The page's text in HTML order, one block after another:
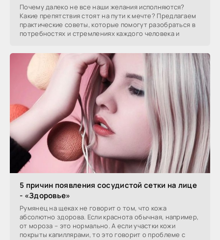
Почему далеко не все наши желания исполняются?
Какие препятствия стоят на пути к мечте? Предлагаем
практические советы, которые помогут разобраться в
потребностях и стремлениях каждого человека и
5 причин появления сосудистой сетки на лице
- «Здоровье»
Румянец на щеках не говорит о том, что кожа
абсолютно здорова. Если краснота обычная, например,
от мороза – это нормально. А если участки кожи
покрыты капиллярами, то это говорит о проблеме с